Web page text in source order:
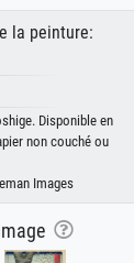
la peinture:
Disponible en
non couché ou
Images